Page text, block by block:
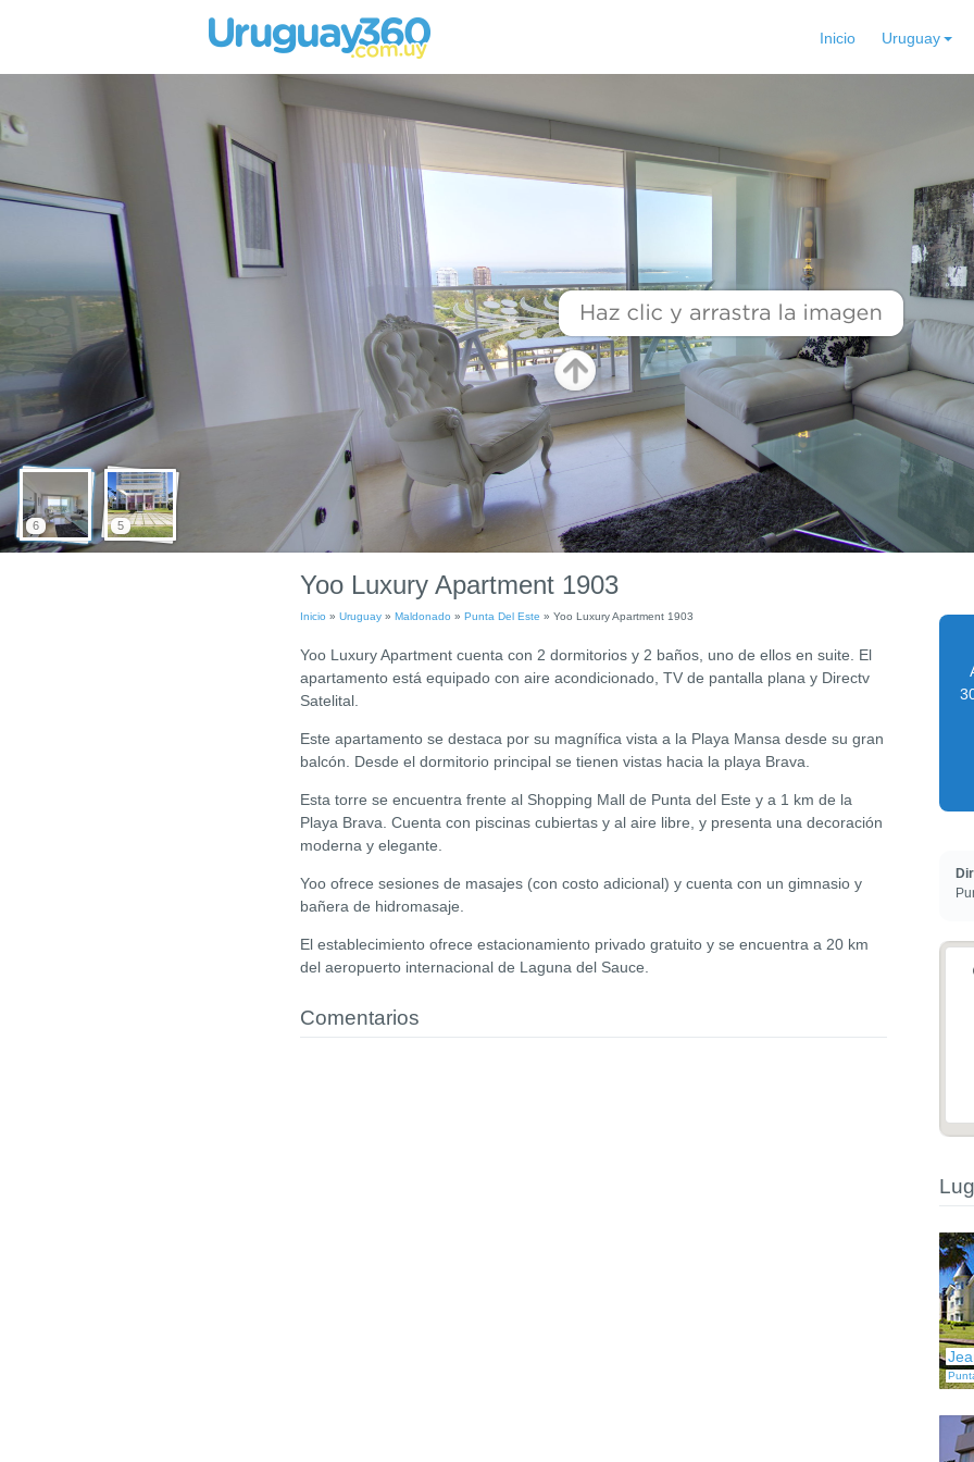
Inicio Uruguay
6 5
Yoo Luxury Apartment 1903
Inicio » Uruguay » Maldonado » Punta Del Este » Yoo Luxury Apartment 1903
Yoo Luxury Apartment cuenta con 2 dormitorios y 2 baños, uno de ellos en suite. El
apartamento está equipado con aire acondicionado, TV de pantalla plana y Directv
Satelital.
Este apartamento se destaca por su magnífica vista a la Playa Mansa desde su gran
balcón. Desde el dormitorio principal se tienen vistas hacia la playa Brava.
Esta torre se encuentra frente al Shopping Mall de Punta del Este y a 1 km de la
Playa Brava. Cuenta con piscinas cubiertas y al aire libre, y presenta una decoración
moderna y elegante.
Yoo ofrece sesiones de masajes (con costo adicional) y cuenta con un gimnasio y
bañera de hidromasaje.
El establecimiento ofrece estacionamiento privado gratuito y se encuentra a 20 km
del aeropuerto internacional de Laguna del Sauce.
Comentarios